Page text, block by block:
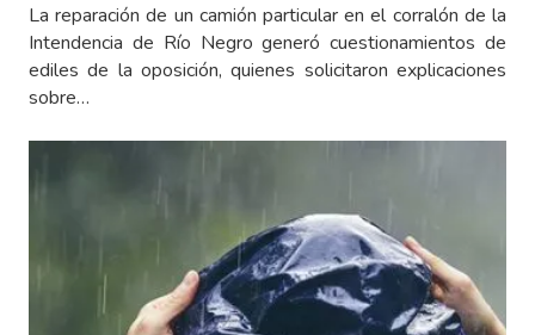
La reparación de un camión particular en el corralón de la
Intendencia de Río Negro generó cuestionamientos de
ediles de la oposición, quienes solicitaron explicaciones
sobre…